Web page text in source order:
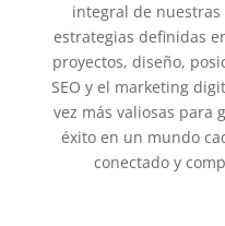
integral de nuestras
estrategias definidas
proyectos, diseño,
SEO y el marketing
vez más valiosas para
éxito en un mundo
conectado y